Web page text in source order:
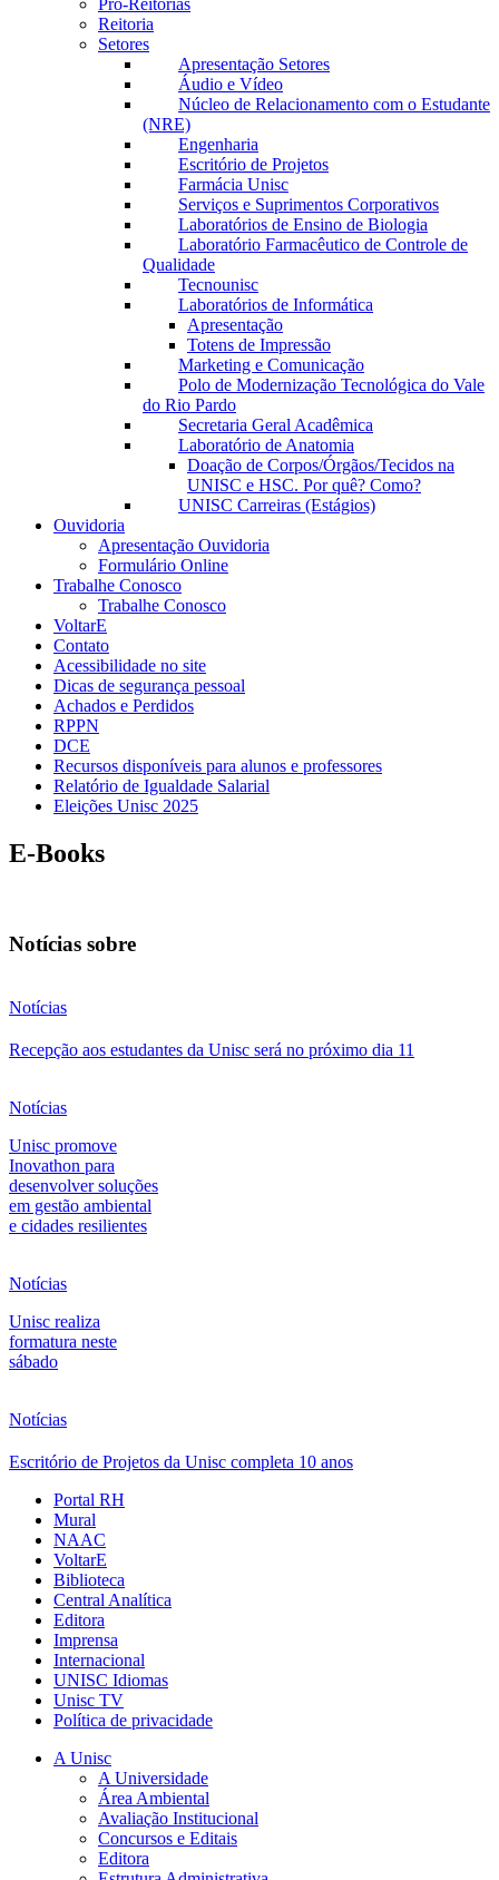
Pró-Reitorias
Reitoria
Setores
Apresentação Setores
Áudio e Vídeo
Núcleo de Relacionamento com o Estudante
(NRE)
Engenharia
Escritório de Projetos
Farmácia Unisc
Serviços e Suprimentos Corporativos
Laboratórios de Ensino de Biologia
Laboratório Farmacêutico de Controle de
Qualidade
Tecnounisc
Laboratórios de Informática
Apresentação
Totens de Impressão
Marketing e Comunicação
Polo de Modernização Tecnológica do Vale
do Rio Pardo
Secretaria Geral Acadêmica
Laboratório de Anatomia
Doação de Corpos/Órgãos/Tecidos na
UNISC e HSC. Por quê? Como?
UNISC Carreiras (Estágios)
Ouvidoria
Apresentação Ouvidoria
Formulário Online
Trabalhe Conosco
Trabalhe Conosco
VoltarE
Contato
Acessibilidade no site
Dicas de segurança pessoal
Achados e Perdidos
RPPN
DCE
Recursos disponíveis para alunos e professores
Relatório de Igualdade Salarial
Eleições Unisc 2025
E-Books
Notícias sobre
Notícias
Recepção aos estudantes da Unisc será no próximo dia 11
Notícias
Unisc promove
Inovathon para
desenvolver soluções
em gestão ambiental
e cidades resilientes
Notícias
Unisc realiza
formatura neste
sábado
Notícias
Escritório de Projetos da Unisc completa 10 anos
Portal RH
Mural
NAAC
VoltarE
Biblioteca
Central Analítica
Editora
Imprensa
Internacional
UNISC Idiomas
Unisc TV
Política de privacidade
A Unisc
A Universidade
Área Ambiental
Avaliação Institucional
Concursos e Editais
Editora